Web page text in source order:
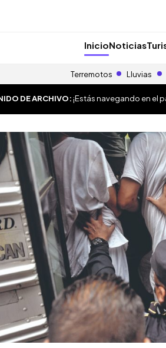
InicioNoticias
Terremotos Lluvias
DE ARCHIVO:¡Estás navegando en el